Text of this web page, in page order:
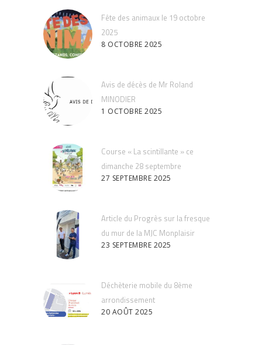
Fête des animaux le 19 octobre
2025
8 OCTOBRE 2025
Avis de décès de Mr Roland
MINODIER
1 OCTOBRE 2025
Course « La scintillante » ce
dimanche 28 septembre
27 SEPTEMBRE 2025
Article du Progrès sur la fresque
du mur de la MJC Monplaisir
23 SEPTEMBRE 2025
Déchèterie mobile du 8ème
arrondissement
20 AOÛT 2025